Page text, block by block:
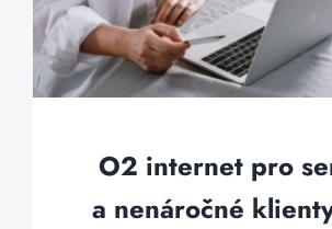
O2 internet pro
a nenáročné